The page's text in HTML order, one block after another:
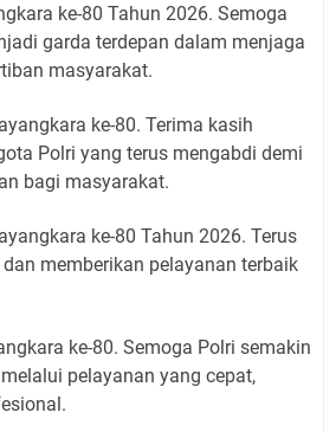
ke-80 Tahun 2026. Semoga
garda terdepan dalam menjaga
masyarakat.
ke-80. Terima kasih
Polri yang terus mengabdi demi
bagi masyarakat.
ke-80 Tahun 2026. Terus
memberikan pelayanan terbaik
ke-80. Semoga Polri semakin
pelayanan yang cepat,